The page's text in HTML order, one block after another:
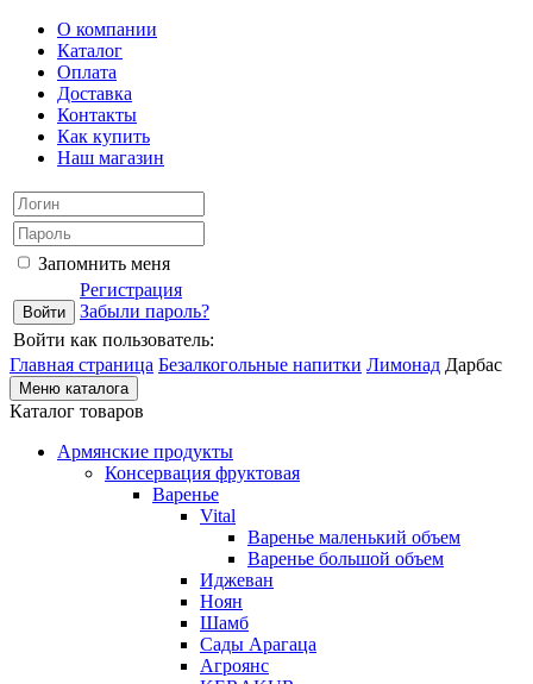
О компании
Каталог
Оплата
Доставка
Контакты
Как купить
Наш магазин
Запомнить меня
Регистрация
Забыли пароль?
Войти как пользователь:
Главная страница Безалкогольные напитки Лимонад Дарбас
Меню каталога
Каталог товаров
Армянские продукты
Консервация фруктовая
Варенье
Vital
Варенье маленький объем
Варенье большой объем
Иджеван
Ноян
Шамб
Сады Арагаца
Агроянс